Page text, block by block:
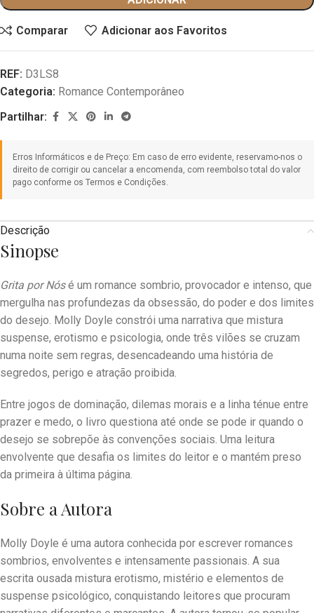
Comparar Adicionar aos Favoritos
REF: D3LS8
Categoria: Romance Contemporâneo
Partilhar:
Descrição
Sinopse
Grita por Nósé um romance sombrio, provocador e intenso, que
mergulha nas profundezas da obsessão, do poder e dos limites
do desejo. Molly Doyle constrói uma narrativa que mistura
suspense, erotismo e psicologia, onde três vilões se cruzam
numa noite sem regras, desencadeando uma história de
segredos, perigo e atração proibida.
Entre jogos de dominação, dilemas morais e a linha ténue entre
prazer e medo, o livro questiona até onde se pode ir quando o
desejo se sobrepõe às convenções sociais. Uma leitura
envolvente que desafia os limites do leitor e o mantém preso
da primeira à última página.
Sobre a Autora
Molly Doyle é uma autora conhecida por escrever romances
sombrios, envolventes e intensamente passionais. A sua
escrita ousada mistura erotismo, mistério e elementos de
suspense psicológico, conquistando leitores que procuram